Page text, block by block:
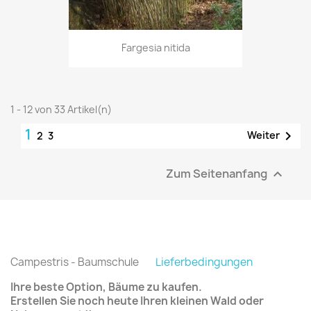
Fargesia nitida
1 - 12 von 33 Artikel(n)
1 2 3 Weiter 
Zum Seitenanfang 
Campestris - Baumschule Lieferbedingungen
Ihre beste Option, Bäume zu kaufen.
Erstellen Sie noch heute Ihren kleinen Wald oder